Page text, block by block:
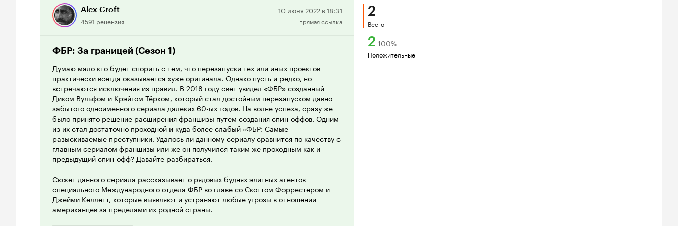
Alex Croft
4591 рецензия
Положительная
рецензия
10 июня 2022 в 18:31
прямая ссылка
ФБР: За границей (Сезон 1)
Думаю мало кто будет спорить с тем, что перезапуски тех или иных проектов
практически всегда оказывается хуже оригинала. Однако пусть и редко, но
встречаются исключения из правил. В 2018 году свет увидел «ФБР» созданный
Диком Вульфом и Крэйгом Тёрком, который стал достойным перезапуском давно
забытого одноименного сериала далеких 60-ых годов. На волне успеха, сразу же
было принято решение расширения франшизы путем создания спин-оффов. Одним
из их стал достаточно проходной и куда более слабый «ФБР: Самые
разыскиваемые преступники. Удалось ли данному сериалу сравнится по качеству с
главным сериалом франшизы или же он получился таким же проходным как и
предыдущий спин-офф? Давайте разбираться.
Сюжет данного сериала рассказывает о рядовых буднях элитных агентов
специального Международного отдела ФБР во главе со Скоттом Форрестером и
Джейми Келлетт, которые выявляют и устраняют любые угрозы в отношении
американцев за пределами их родной страны.
2
Всего
2 100%
Положительные